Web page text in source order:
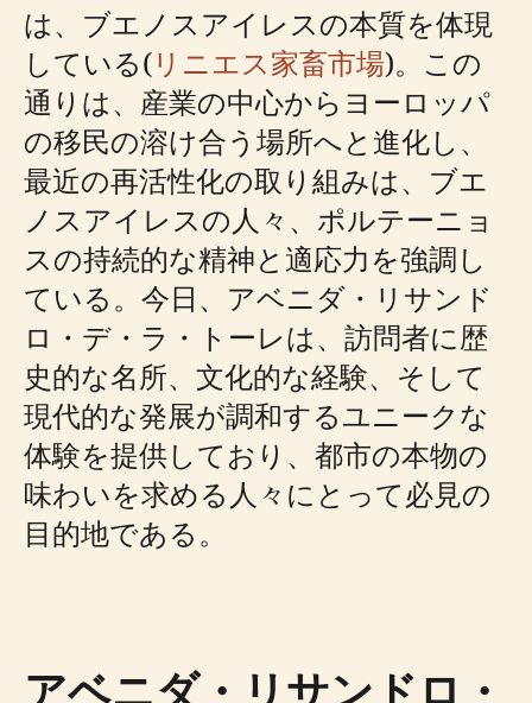
は、ブエノスアイレスの本質を体現
している(リニエス家畜市場)。この
通りは、産業の中心からヨーロッパ
の移民の溶け合う場所へと進化し、
最近の再活性化の取り組みは、ブエ
ノスアイレスの人々、ポルテーニョ
スの持続的な精神と適応力を強調し
ている。今日、アベニダ・リサンド
ロ・デ・ラ・トーレは、訪問者に歴
史的な名所、文化的な経験、そして
現代的な発展が調和するユニークな
体験を提供しており、都市の本物の
味わいを求める人々にとって必見の
目的地である。
アベニダ・リサンドロ・